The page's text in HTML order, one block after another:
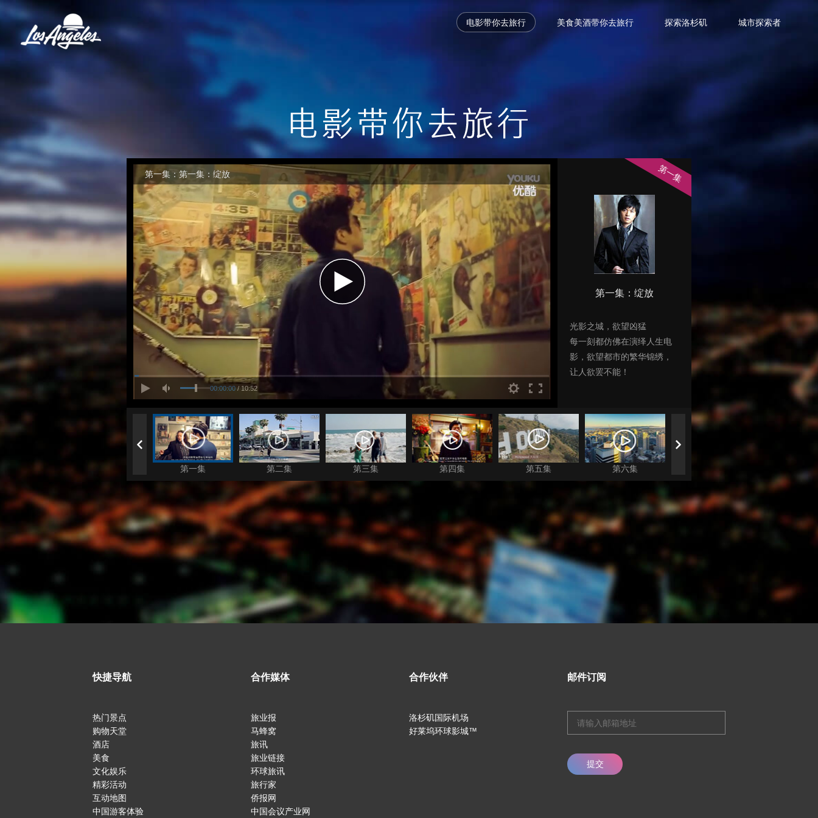
电影带你去旅行 美食美酒带你去旅行 探索洛杉矶 城市探索者
00:00:00 / 10:52
第一集：绽放
光影之城，欲望凶猛
每一刻都仿佛在演绎人生电
影，欲望都市的繁华锦绣，
让人欲罢不能！
第一集：第一集：绽放 第一集
第一集 第二集 第三集 第四集 第五集 第六集
快捷导航
热门景点
购物天堂
酒店
美食
文化娱乐
精彩活动
互动地图
中国游客体验
合作媒体
旅业报
马蜂窝
旅讯
旅业链接
环球旅讯
旅行家
侨报网
中国会议产业网
合作伙伴
洛杉矶国际机场
好莱坞环球影城™
邮件订阅
提交